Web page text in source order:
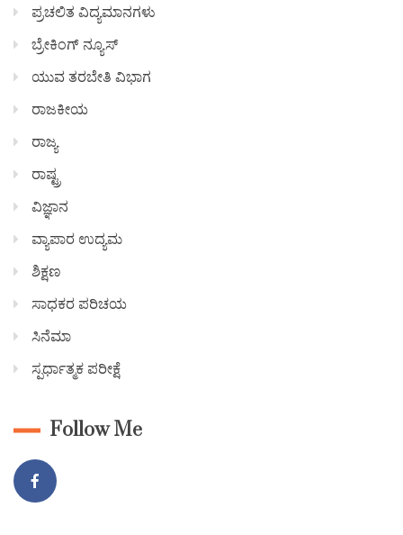
ಪ್ರಚಲಿತ ವಿದ್ಯಮಾನಗಳು
ಬ್ರೇಕಿಂಗ್ ನ್ಯೂಸ್
ಯುವ ತರಬೇತಿ ವಿಭಾಗ
ರಾಜಕೀಯ
ರಾಜ್ಯ
ರಾಷ್ಟ್ರ
ವಿಜ್ಞಾನ
ವ್ಯಾಪಾರ ಉದ್ಯಮ
ಶಿಕ್ಷಣ
ಸಾಧಕರ ಪರಿಚಯ
ಸಿನೆಮಾ
ಸ್ಪರ್ಧಾತ್ಮಕ ಪರೀಕ್ಷೆ
Follow Me